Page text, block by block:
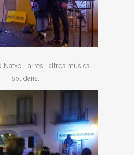
Natxo Tarrés i altres músics
solidaris.